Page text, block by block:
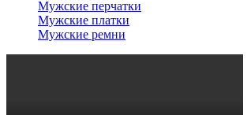
Мужские перчатки
Мужские платки
Мужские ремни